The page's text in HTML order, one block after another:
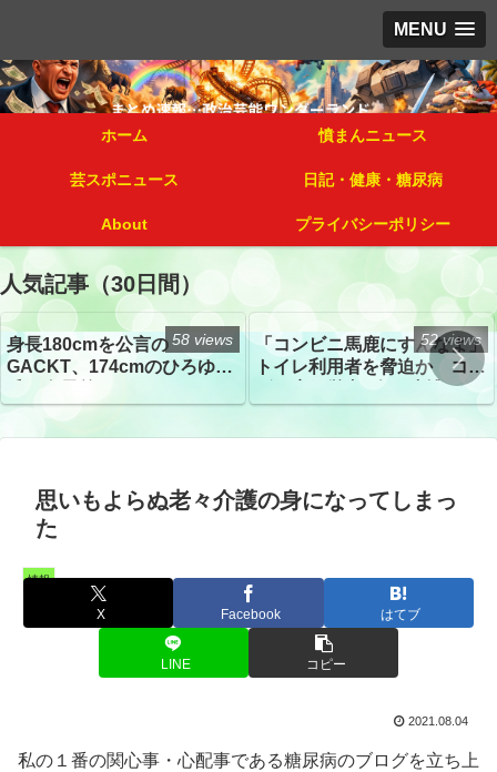
MENU
ホーム 憤まんニュース
芸スポニュース 日記・健康・糖尿病
About プライバシーポリシー
人気記事（30日間）
身長180cmを公言の
GACKT、174cmのひろゆき
トざわつき イベントでの写
真が話題
58 views
「コンビニ馬鹿にすんなよ」
トイレ利用者を脅迫か コン
52 views
思いもよらぬ老々介護の身になってしまっ
た
情報
X Facebook はてブ
LINE コピー
2021.08.04
私の１番の関心事・心配事である糖尿病のブログを立ち上